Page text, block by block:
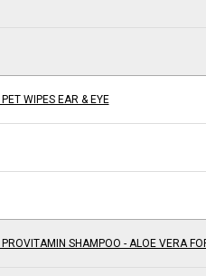
WIPES EAR & EYE
SHAMPOO - ALOE VERA